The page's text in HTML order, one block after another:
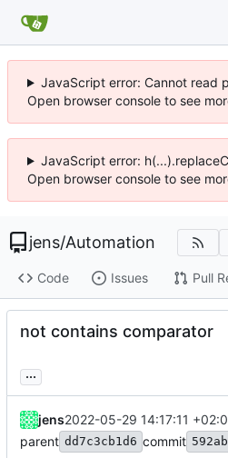
JavaScript error: Cannot read
Open browser console to see
JavaScript error:
Open browser console to see
jens/Automation
Code Issues Pull
not contains comparator
...
jens2022-05-29 14:17:11
parent dd7c3cb1d6 commit